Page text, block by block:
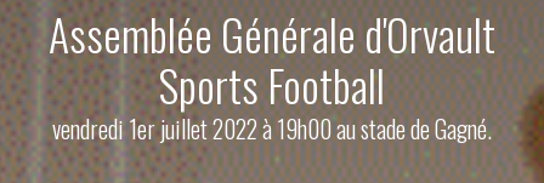
Assemblée Générale d'Orvault
Sports Football
vendredi 1er juillet 2022 à 19h00 au stade de Gagné.